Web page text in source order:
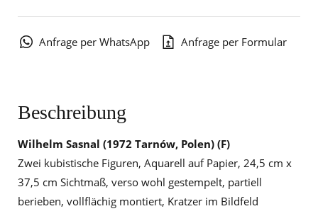
Anfrage per WhatsApp Anfrage per Formular
Beschreibung
Wilhelm Sasnal (1972 Tarnów, Polen) (F)
Zwei kubistische Figuren, Aquarell auf Papier, 24,5 cm x
37,5 cm Sichtmaß, verso wohl gestempelt, partiell
berieben, vollflächig montiert, Kratzer im Bildfeld